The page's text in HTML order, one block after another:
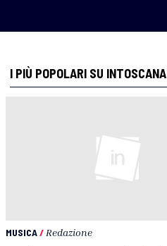
I PIÙ POPOLARI SU INTOSCANA
MUSICA/ Redazione